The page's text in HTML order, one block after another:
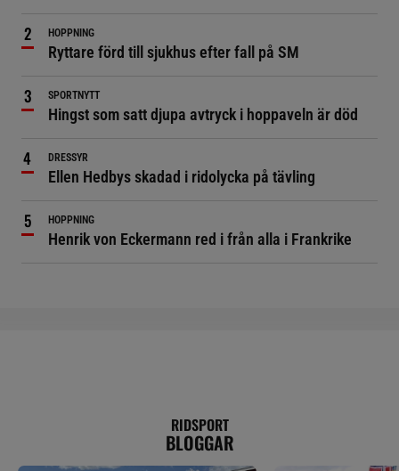
HOPPNING
Ryttare förd till sjukhus efter fall på SM
SPORTNYTT
Hingst som satt djupa avtryck i hoppaveln är död
DRESSYR
Ellen Hedbys skadad i ridolycka på tävling
HOPPNING
Henrik von Eckermann red i från alla i Frankrike
RIDSPORT
BLOGGAR